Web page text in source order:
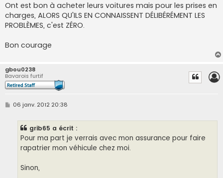
Ont est bon à acheter leurs voitures mais pour les prises en
charges, ALORS QU'ILS EN CONNAISSENT DÉLIBÉRÉMENT LES
PROBLÈMES, c'est ZÉRO.
Bon courage
gbou0238
Bavarois furtif
M
06 janv. 2012 20:38
grib65 a écrit :
Pour ma part je verrais avec mon assurance pour faire
rapatrier mon véhicule chez moi.
Sinon,